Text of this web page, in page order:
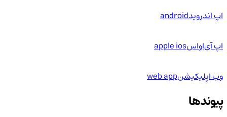
اپ اندرویدandroid
اپ آی‌او‌اسapple ios
وب اپلیکیشنweb app
پیوندها